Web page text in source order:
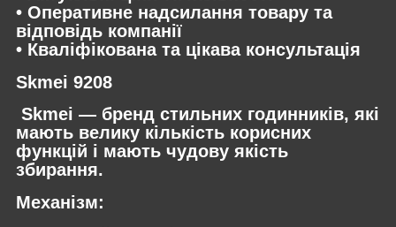
• Оперативне надсилання товару та
відповідь компанії
• Кваліфікована та цікава консультація
Skmei 9208
Skmei — бренд стильних годинників, які
мають велику кількість корисних
функцій і мають чудову якість
збирання.
Механізм: